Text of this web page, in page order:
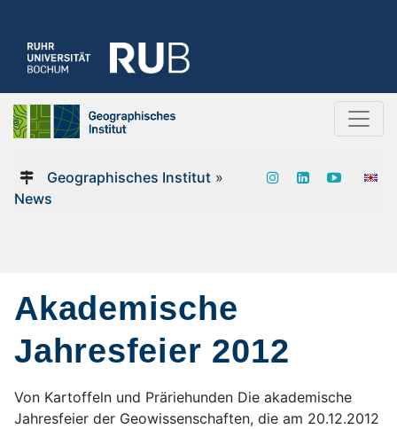
Geographisches Institut»
News
Akademische
Jahresfeier 2012
Von Kartoffeln und Präriehunden Die akademische
Jahresfeier der Geowissenschaften, die am 20.12.2012